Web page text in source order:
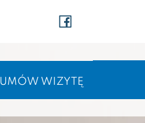
UMÓW WIZYTĘ